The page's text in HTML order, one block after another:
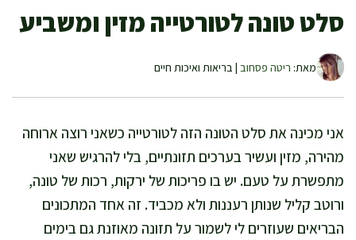
סלט טונה לטורטייה מזין ומשביע
מאת: ריטה פסחוב | בריאות ואיכות חיים
אני מכינה את סלט הטונה הזה לטורטייה כשאני רוצה ארוחה
מהירה, מזין ועשיר בערכים תזונתיים, בלי להרגיש שאני
מתפשרת על טעם. יש בו פריכות של ירקות, רכות של טונה,
ורוטב קליל שנותן רעננות ולא מכביד. זה אחד המתכונים
הבריאים שעוזרים לי לשמור על תזונה מאוזנת גם בימים